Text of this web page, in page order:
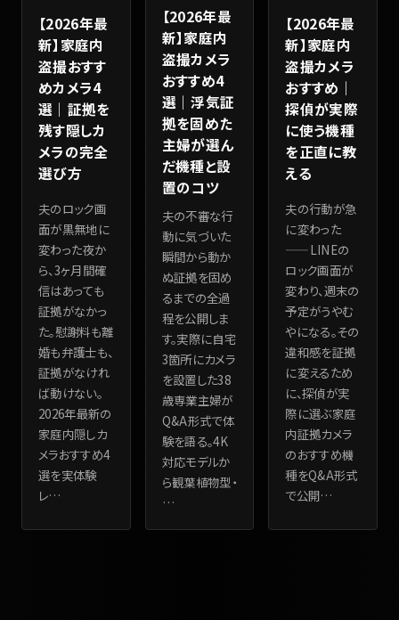
【2026年最
新】家庭内
盗撮おすす
めカメラ4
選｜証拠を
残す隠しカ
メラの完全
選び方
夫のロック画
面が黒無地に
変わった夜か
ら、3ヶ月間確
信はあっても
証拠がなかっ
た。慰謝料も離
婚も弁護士も、
証拠がなけれ
ば動けない。
2026年最新の
家庭内隠しカ
メラおすすめ4
選を実体験
レ…
【2026年最
新】家庭内
盗撮カメラ
おすすめ4
選｜浮気証
拠を固めた
主婦が選ん
だ機種と設
置のコツ
夫の不審な行
動に気づいた
瞬間から動か
ぬ証拠を固め
るまでの全過
程を公開しま
す。実際に自宅
3箇所にカメラ
を設置した38
歳専業主婦が
Q&A形式で体
験を語る。4K
対応モデルか
ら観葉植物型・
…
【2026年最
新】家庭内
盗撮カメラ
おすすめ｜
探偵が実際
に使う機種
を正直に教
える
夫の行動が急
に変わった
——LINEの
ロック画面が
変わり、週末の
予定がうやむ
やになる。その
違和感を証拠
に変えるため
に、探偵が実
際に選ぶ家庭
内証拠カメラ
のおすすめ機
種をQ&A形式
で公開…